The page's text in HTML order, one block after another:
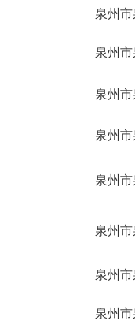
泉州
泉州
泉州
泉州
泉州
泉州
泉州
泉州